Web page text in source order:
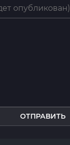
ОТПРАВИТЬ